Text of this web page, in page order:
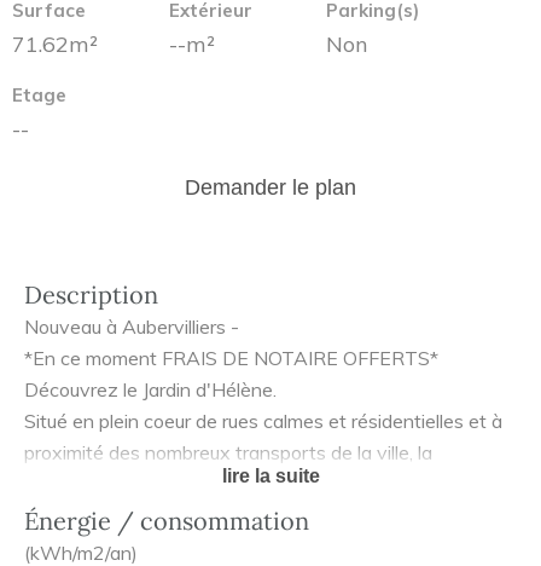
Surface
71.62m²
Extérieur
--m²
Parking(s)
Non
Etage
--
Demander le plan
Description
Nouveau à Aubervilliers -
*En ce moment FRAIS DE NOTAIRE OFFERTS*
Découvrez le Jardin d'Hélène.
Situé en plein coeur de rues calmes et résidentielles et à
proximité des nombreux transports de la ville, la
résidence le Jardin d'Hélène offre un cadre de vie idéal.
Rendez-vous dans notre espace de vente au 119 rue
Hélène Cochennec à Aubervilliers.
lire la suite
Énergie / consommation
(kWh/m2/an)